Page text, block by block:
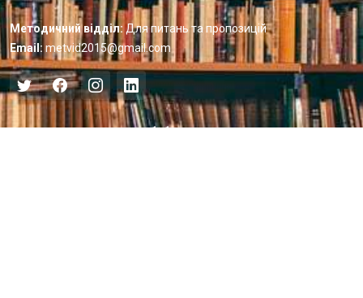
Методичний відділ: Для питань та пропозицій
Email: metvid2015@gmail.com
Центральна міська бібліотека